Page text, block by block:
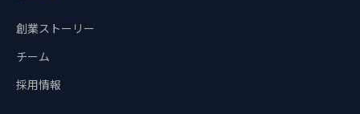
創業ストーリー
チーム
採用情報